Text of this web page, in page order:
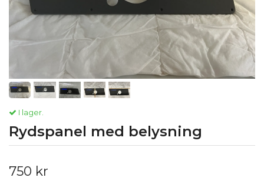
I lager.
Rydspanel med belysning
750 kr